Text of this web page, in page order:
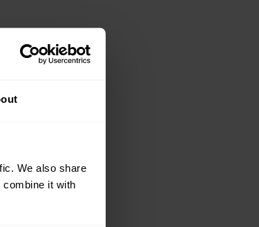
We also share
it with